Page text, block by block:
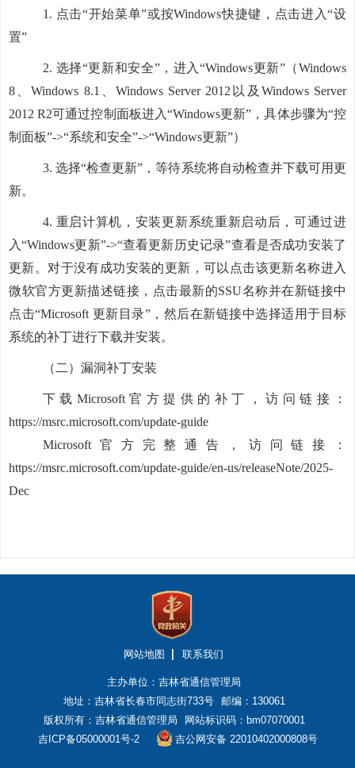
1. 点击“开始菜单”或按Windows快捷键，点击进入“设
置”
2. 选择“更新和安全”，进入“Windows更新”（Windows
8、Windows 8.1、Windows Server 2012以及Windows Server
2012 R2可通过控制面板进入“Windows更新”，具体步骤为“控
制面板”->“系统和安全”->“Windows更新”）
3.选择“检查更新”，等待系统将自动检查并下载可用更
新。
4. 重启计算机，安装更新系统重新启动后，可通过进
入“Windows更新”->“查看更新历史记录”查看是否成功安装了
更新。对于没有成功安装的更新，可以点击该更新名称进入
微软官方更新描述链接，点击最新的SSU名称并在新链接中
点击“Microsoft 更新目录”，然后在新链接中选择适用于目标
系统的补丁进行下载并安装。
（二）漏洞补丁安装
下载 Microsoft官方提供的补丁，访问链接：
https://msrc.microsoft.com/update-guide
Microsoft官方完整通告，访问链接：
https://msrc.microsoft.com/update-guide/en-us/releaseNote/2025-
Dec
网站地图 联系我们
主办单位：吉林省通信管理局
地址：吉林省长春市同志街733号
邮编：130061
版权所有：吉林省通信管理局
网站标识码：bm07070001
吉ICP备05000001号-2
吉公网安备 22010402000808号